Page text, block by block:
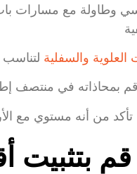
والسفليةلتناسب
بمحاذاته في منتصف
من أنه مستوي مع